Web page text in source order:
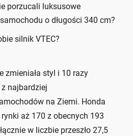
porzucali luksusowe
o długości 340 cm?
silnik VTEC?
zmieniała styl i 10 razy
najbardziej
na Ziemi. Honda
aż 170 z obecnych 193
w liczbie przeszło 27,5